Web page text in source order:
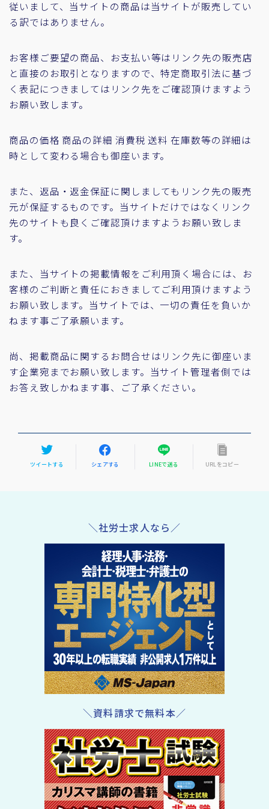
従いまして、当サイトの商品は当サイトが販売してい
る訳ではありません。
お客様ご要望の商品、お支払い等はリンク先の販売店
と直接のお取引となりますので、特定商取引法に基づ
く表記につきましてはリンク先をご確認頂けますよう
お願い致します。
商品の価格 商品の詳細 消費税 送料 在庫数等の詳細は
時として変わる場合も御座います。
また、返品・返金保証に関しましてもリンク先の販売
元が保証するものです。当サイトだけではなくリンク
先のサイトも良くご確認頂けますようお願い致しま
す。
また、当サイトの掲載情報をご利用頂く場合には、お
客様のご判断と責任におきましてご利用頂けますよう
お願い致します。当サイトでは、一切の責任を負いか
ねます事ご了承願います。
尚、掲載商品に関するお問合せはリンク先に御座いま
す企業宛までお願い致します。当サイト管理者側では
お答え致しかねます事、ご了承ください。
ツイートする シェアする LINEで送る URLをコピー
＼社労士求人なら／
＼資料請求で無料本／